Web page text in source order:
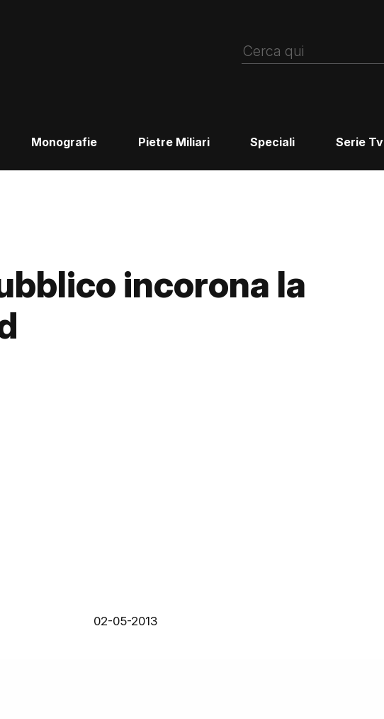
Monografie Pietre Miliari Speciali Serie Tv
incorona la
02-05-2013